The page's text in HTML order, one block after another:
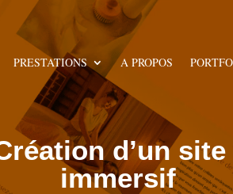
PRESTATIONS A PROPOS
d’un
immersif